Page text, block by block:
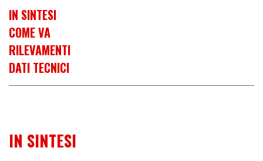
IN SINTESI
COME VA
RILEVAMENTI
DATI TECNICI
IN SINTESI